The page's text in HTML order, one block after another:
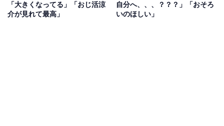
「大きくなってる」「おじ活涼
介が見れて最高」
自分へ、、、？？？」「おそろ
いのほしい」